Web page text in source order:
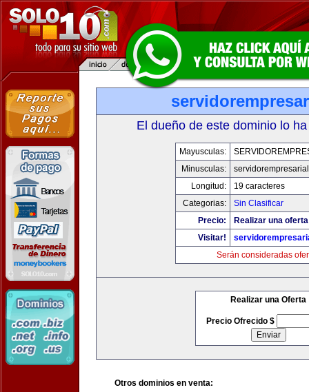
El dueño de este dominio lo
Mayusculas:
Minusculas:
Longitud:
19 caracteres
Categorias:
Sin Clasificar
Precio:
Realizar una
Visitar!
Serán consideradas
Realizar una Oferta
Precio Ofrecido $
Otros dominios en venta: